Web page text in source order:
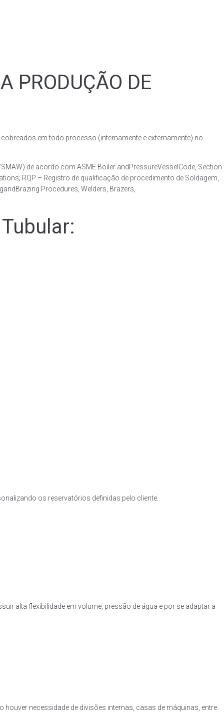
PRODUÇÃO DE
em todo processo (internamente e externamente) no
de acordo com ASME Boiler andPressureVesselCode, Section
RQP – Registro de qualificação de procedimento de Soldagem,
Procedures, Welders, Brazers,
os reservatórios definidas pelo cliente.
alta flexibilidade em volume, pressão de água e por se adaptar a
necessidade de divisões internas, casas de máquinas, entre